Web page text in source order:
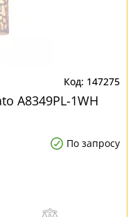
147275
A8349PL-1WH
По запросу